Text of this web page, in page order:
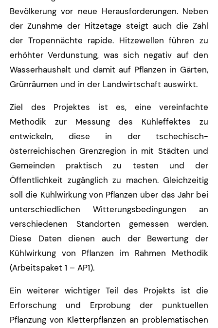
Bevölkerung vor neue Herausforderungen. Neben
der Zunahme der Hitzetage steigt auch die Zahl
der Tropennächte rapide. Hitzewellen führen zu
erhöhter Verdunstung, was sich negativ auf den
Wasserhaushalt und damit auf Pflanzen in Gärten,
Grünräumen und in der Landwirtschaft auswirkt.
Ziel des Projektes ist es, eine vereinfachte
Methodik zur Messung des Kühleffektes zu
entwickeln, diese in der tschechisch-
österreichischen Grenzregion in mit Städten und
Gemeinden praktisch zu testen und der
Öffentlichkeit zugänglich zu machen. Gleichzeitig
soll die Kühlwirkung von Pflanzen über das Jahr bei
unterschiedlichen Witterungsbedingungen an
verschiedenen Standorten gemessen werden.
Diese Daten dienen auch der Bewertung der
Kühlwirkung von Pflanzen im Rahmen Methodik
(Arbeitspaket 1 – AP1).
Ein weiterer wichtiger Teil des Projekts ist die
Erforschung und Erprobung der punktuellen
Pflanzung von Kletterpflanzen an problematischen